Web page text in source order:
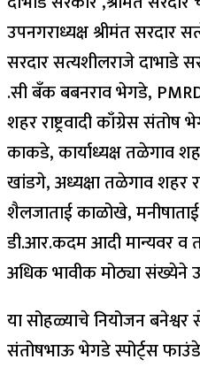
उपनगराध्यक्ष श्रीमंत सरदार
सरदार सत्यशीलराजे दाभाडे
.सी बँक बबनराव भेगडे,
शहर राष्ट्रवादी काँग्रेस
काकडे, कार्याध्यक्ष तळेगाव
खांडगे, अध्यक्षा तळेगाव शहर
शैलजाताई काळोखे,
डी.आर.कदम आदी मान्यवर व
अधिक भावीक मोठ्या संख्येने
या सोहळ्याचे नियोजन
संतोषभाऊ भेगडे स्पोर्ट्स